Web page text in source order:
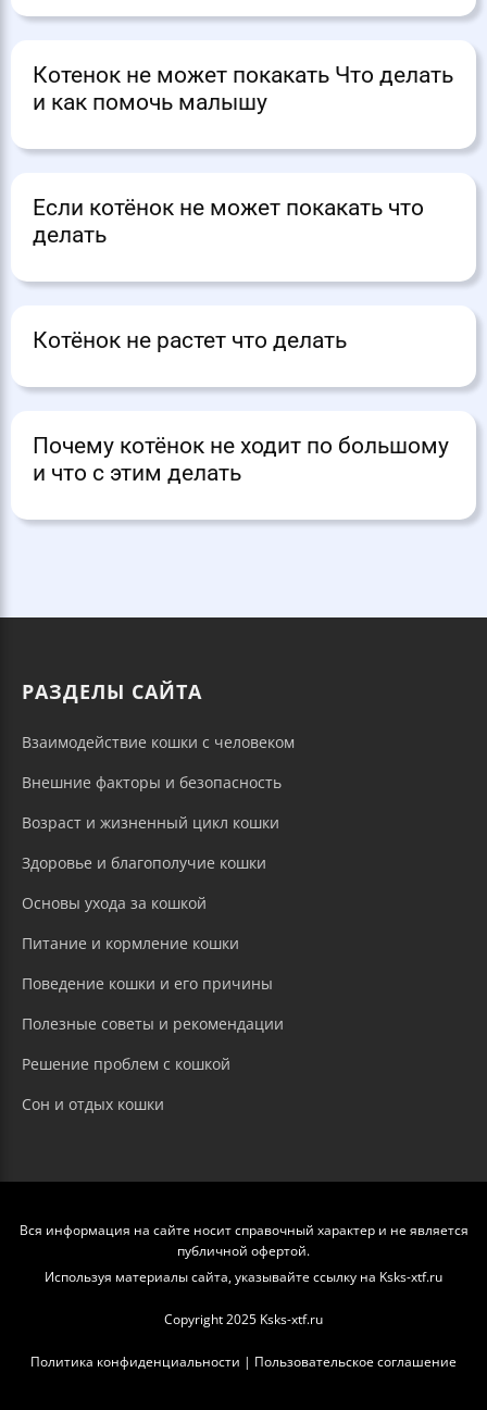
Котенок не может покакать Что делать
и как помочь малышу
Если котёнок не может покакать что
делать
Котёнок не растет что делать
Почему котёнок не ходит по большому
и что с этим делать
РАЗДЕЛЫ САЙТА
Взаимодействие кошки с человеком
Внешние факторы и безопасность
Возраст и жизненный цикл кошки
Здоровье и благополучие кошки
Основы ухода за кошкой
Питание и кормление кошки
Поведение кошки и его причины
Полезные советы и рекомендации
Решение проблем с кошкой
Сон и отдых кошки
Вся информация на сайте носит справочный характер и не является
публичной офертой.
Используя материалы сайта, указывайте ссылку на Ksks-xtf.ru
Copyright 2025 Ksks-xtf.ru
Политика конфиденциальности | Пользовательское соглашение